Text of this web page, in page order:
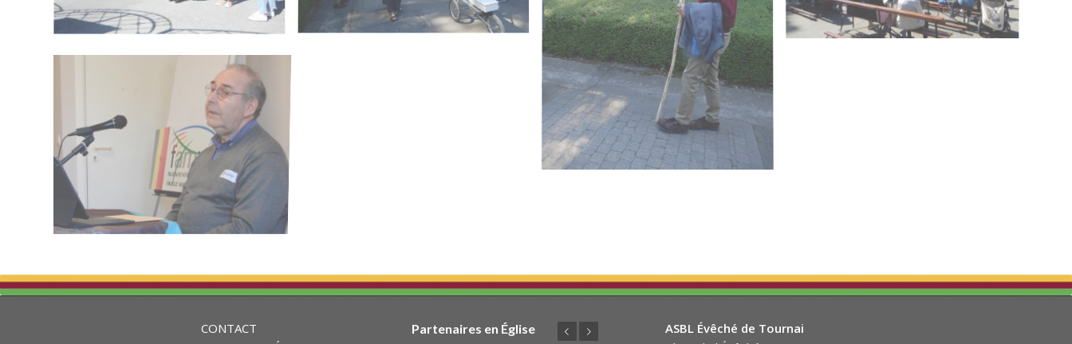
CONTACT
Partenaires en Église
PrécédentSuivant
ASBL Évêché de Tournai